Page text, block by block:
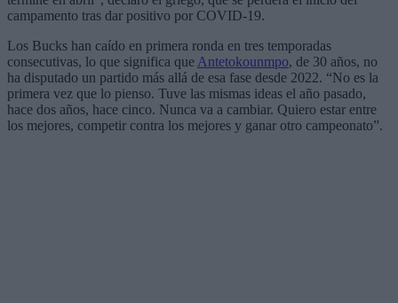
campamento tras dar positivo por COVID-19.
Los Bucks han caído en primera ronda en tres temporadas
consecutivas, lo que significa que Antetokounmpo, de 30 años, no
ha disputado un partido más allá de esa fase desde 2022. “No es la
primera vez que lo pienso. Tuve las mismas ideas el año pasado,
hace dos años, hace cinco. Nunca va a cambiar. Quiero estar entre
los mejores, competir contra los mejores y ganar otro campeonato”.